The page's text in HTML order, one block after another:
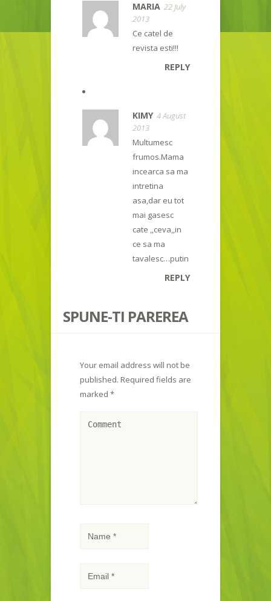
MARIA 22 July
2013
Ce catel de
revista esti!!!
REPLY
KIMY 4 August
2013
Multumesc
frumos.Mama
incearca sa ma
intretina
asa,dar eu tot
mai gasesc
cate ,,ceva,,in
ce sa ma
tavalesc…putin
REPLY
SPUNE-TI PAREREA
Your email address will not be
published. Required fields are
marked *